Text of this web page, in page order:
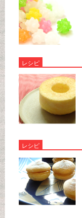
レシピ
レシピ